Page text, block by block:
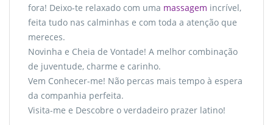
fora! Deixo-te relaxado com uma massagem incrível,
feita tudo nas calminhas e com toda a atenção que
mereces.
Novinha e Cheia de Vontade! A melhor combinação
de juventude, charme e carinho.
Vem Conhecer-me! Não percas mais tempo à espera
da companhia perfeita.
Visita-me e Descobre o verdadeiro prazer latino!